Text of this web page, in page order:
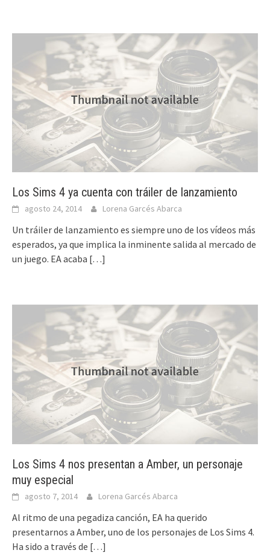
Los Sims 4 ya cuenta con tráiler de lanzamiento
agosto 24, 2014 Lorena Garcés Abarca
Un tráiler de lanzamiento es siempre uno de los vídeos más
esperados, ya que implica la inminente salida al mercado de
un juego. EA acaba […]
Los Sims 4 nos presentan a Amber, un personaje
muy especial
agosto 7, 2014 Lorena Garcés Abarca
Al ritmo de una pegadiza canción, EA ha querido
presentarnos a Amber, uno de los personajes de Los Sims 4.
Ha sido a través de […]